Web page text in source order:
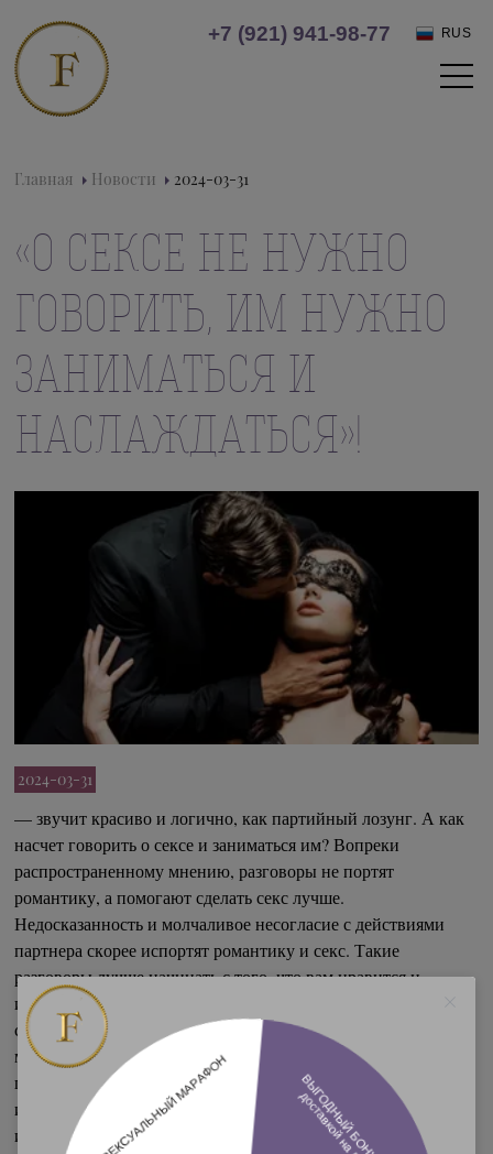
+7 (921) 941-98-77 RUS
Главная Новости 2024-03-31
«О СЕКСЕ НЕ НУЖНО
ГОВОРИТЬ, ИМ НУЖНО
ЗАНИМАТЬСЯ И
НАСЛАЖДАТЬСЯ»!
2024-03-31
— звучит красиво и логично, как партийный лозунг. А как
насчет говорить о сексе и заниматься им? Вопреки
распространенному мнению, разговоры не портят
романтику, а помогают сделать секс лучше.
Недосказанность и молчаливое несогласие с действиями
партнера скорее испортят романтику и секс. Такие
разговоры лучше начинать с того, что вам нравится и
интересоваться, что нравится партнеру. Стеснения в
сторону, поддайтесь своим желаниям. Расскажи нам о них и
мы поможем реализовать их на высшем уровне. Наши
предлагают различные доп.услуги, ролевые игры, костюмы,
игрушки и прочие шалости ...с нами Вам будет очень
интересно, с нами Ваш секс будет незабываемым!